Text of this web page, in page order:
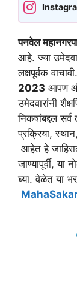
पनवेल
आहे. ज्या
लक्षपूर्वक वाचावी.
2023 आपण
उमेदवारांनी
निकषांबद्दल
प्रक्रिया,
आहेत हे
जाण्यापूर्वी, या
घ्या. वेळेत या